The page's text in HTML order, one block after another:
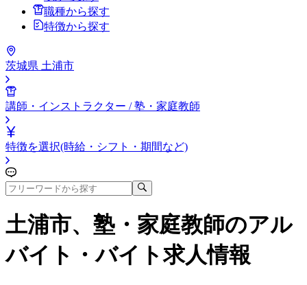
職種から探す
特徴から探す
茨城県 土浦市
講師・インストラクター / 塾・家庭教師
特徴を選択(時給・シフト・期間など)
土浦市、塾・家庭教師のアル
バイト・バイト求人情報